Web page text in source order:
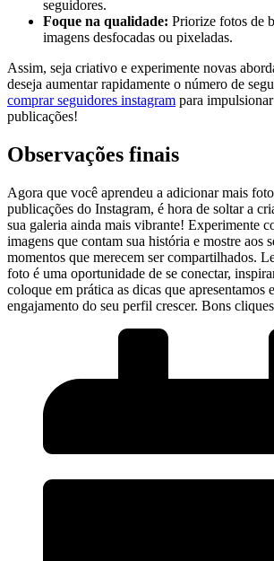
seguidores.
Foque na qualidade: Priorize fotos de
imagens⁢ desfocadas ou pixeladas.
Assim, seja ‌criativo e experimente novas
⁣deseja aumentar​ rapidamente o número de
comprar seguidores instagram para
⁢publicações!
Observações finais
Agora que você aprendeu‍ a adicionar ‌mais
‍publicações do Instagram, ​é hora de ‍soltar a
sua galeria ainda mais vibrante! Experimente
imagens ​que contam sua história e ​mostre aos
momentos que merecem ser compartilhados.
foto é uma ⁤oportunidade‍ de se conectar,⁢
coloque em prática as dicas que apresentamos
engajamento do seu⁤ perfil crescer.⁣ Bons